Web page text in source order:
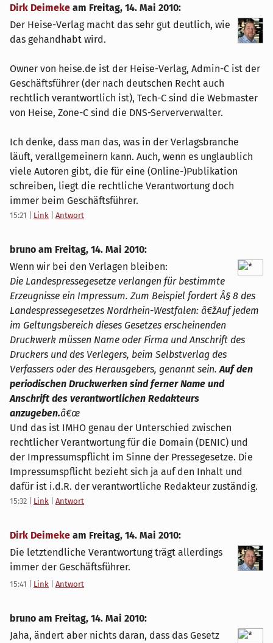
Dirk Deimeke am Freitag, 14. Mai 2010:
Der Heise-Verlag macht das sehr gut deutlich, wie
das gehandhabt wird.
Owner von heise.de ist der Heise-Verlag, Admin-C ist der
Geschäftsführer (der nach deutschen Recht auch
rechtlich verantwortlich ist), Tech-C sind die Webmaster
von Heise, Zone-C sind die DNS-Serververwalter.
Ich denke, dass man das, was in der Verlagsbranche
läuft, verallgemeinern kann. Auch, wenn es unglaublich
viele Autoren gibt, die für eine (Online-)Publikation
schreiben, liegt die rechtliche Verantwortung doch
immer beim Geschäftsführer.
15:21 Link Antwort
bruno am Freitag, 14. Mai 2010:
Wenn wir bei den Verlagen bleiben:
Die Landespressegesetze verlangen für bestimmte
Erzeugnisse ein Impressum. Zum Beispiel fordert Â§ 8 des
Landespressegesetzes Nordrhein-Westfalen: â€žAuf jedem
im Geltungsbereich dieses Gesetzes erscheinenden
Druckwerk müssen Name oder Firma und Anschrift des
Druckers und des Verlegers, beim Selbstverlag des
Verfassers oder des Herausgebers, genannt sein.Auf den
periodischen Druckwerken sind ferner Name und
Anschrift des verantwortlichen Redakteurs
anzugeben.â€œ
Und das ist IMHO genau der Unterschied zwischen
rechtlicher Verantwortung für die Domain (DENIC) und
der Impressumspflicht im Sinne der Pressegesetze. Die
Impressumspflicht bezieht sich ja auf den Inhalt und
dafür ist i.d.R. der verantwortliche Redakteur zuständig.
15:32 Link Antwort
Dirk Deimeke am Freitag, 14. Mai 2010:
Die letztendliche Verantwortung trägt allerdings
immer der Geschäftsführer.
15:41 Link Antwort
bruno am Freitag, 14. Mai 2010:
Jaha, ändert aber nichts daran, dass das Gesetz